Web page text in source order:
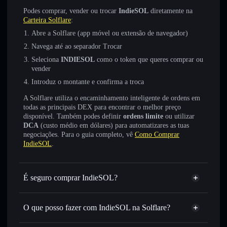
Podes comprar, vender ou trocar IndieSOL diretamente na
Carteira Solflare:
Abre a Solflare (app móvel ou extensão de navegador)
Navega até ao separador Trocar
Seleciona INDIESOL como o token que queres comprar ou
vender
Introduz o montante e confirma a troca
A Solflare utiliza o encaminhamento inteligente de ordens em
todas as principais DEX para encontrar o melhor preço
disponível. Também podes definir ordens limite ou utilizar
DCA (custo médio em dólares) para automatizares as tuas
negociações. Para o guia completo, vê Como Comprar
IndieSOL.
É seguro comprar IndieSOL?
IndieSOL token verificado
O que posso fazer com IndieSOL na Solflare?
IndieSOL
Carteira Solflare